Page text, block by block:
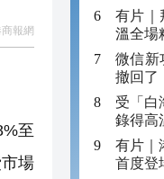
報網
至
場
有片｜拜
溫全場
微信新
撤回了
受「白
錄得高
有片｜
首度登